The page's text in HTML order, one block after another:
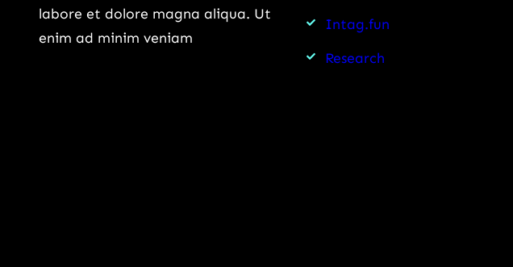
labore et dolore magna aliqua. Ut
enim ad minim veniam
Intag.fun
Research